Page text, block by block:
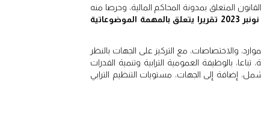
المتعلق بمدونة المحاكم المالية، وحرصا منه
الأربعاء 29 نونبر 2023 تقريرا يتعلق بالمهمة الموضوعاتية
والاختصاصات، مع التركيز على الجهات بالنظر
بالوظيفة العمومية الترابية وتنمية القدرات
تشمل، إضافة إلى الجهات، مستويات التنظيم الترابي